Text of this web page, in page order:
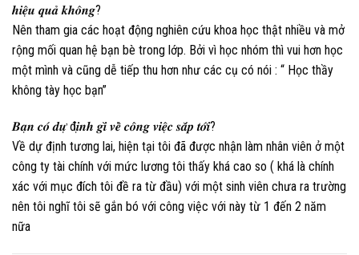
𝒉𝒊𝒆̣̂𝒖 𝒒𝒖𝒂̉ 𝒌𝒉𝒐̂𝒏𝒈?
Nên tham gia các hoạt động nghiên cứu khoa học thật nhiều và mở
rộng mối quan hệ bạn bè trong lớp. Bởi vì học nhóm thì vui hơn học
một mình và cũng dễ tiếp thu hơn như các cụ có nói : “ Học thầy
không tày học bạn”
𝑩𝒂̣𝒏 𝒄𝒐́ 𝒅𝒖̛̣ đ𝒊̣𝒏𝒉 𝒈𝒊̀ 𝒗𝒆̂̀ 𝒄𝒐̂𝒏𝒈 𝒗𝒊𝒆̣̂𝒄 𝒔𝒂̆́𝒑 𝒕𝒐̛́𝒊?
Về dự định tương lai, hiện tại tôi đã được nhận làm nhân viên ở một
công ty tài chính với mức lương tôi thấy khá cao so ( khá là chính
xác với mục đích tôi đề ra từ đầu) với một sinh viên chưa ra trường
nên tôi nghĩ tôi sẽ gắn bó với công việc với này từ 1 đến 2 năm
nữa